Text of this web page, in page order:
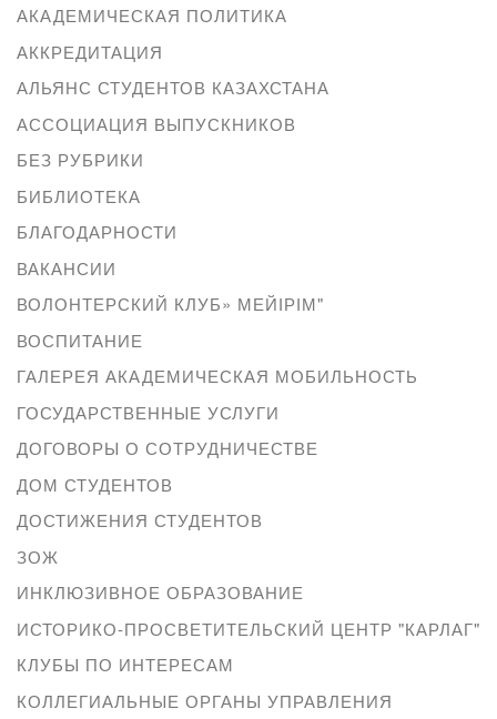
АКАДЕМИЧЕСКАЯ ПОЛИТИКА
АККРЕДИТАЦИЯ
АЛЬЯНС СТУДЕНТОВ КАЗАХСТАНА
АССОЦИАЦИЯ ВЫПУСКНИКОВ
БЕЗ РУБРИКИ
БИБЛИОТЕКА
БЛАГОДАРНОСТИ
ВАКАНСИИ
ВОЛОНТЕРСКИЙ КЛУБ» МЕЙІРІМ"
ВОСПИТАНИЕ
ГАЛЕРЕЯ АКАДЕМИЧЕСКАЯ МОБИЛЬНОСТЬ
ГОСУДАРСТВЕННЫЕ УСЛУГИ
ДОГОВОРЫ О СОТРУДНИЧЕСТВЕ
ДОМ СТУДЕНТОВ
ДОСТИЖЕНИЯ СТУДЕНТОВ
ЗОЖ
ИНКЛЮЗИВНОЕ ОБРАЗОВАНИЕ
ИСТОРИКО-ПРОСВЕТИТЕЛЬСКИЙ ЦЕНТР "КАРЛАГ"
КЛУБЫ ПО ИНТЕРЕСАМ
КОЛЛЕГИАЛЬНЫЕ ОРГАНЫ УПРАВЛЕНИЯ